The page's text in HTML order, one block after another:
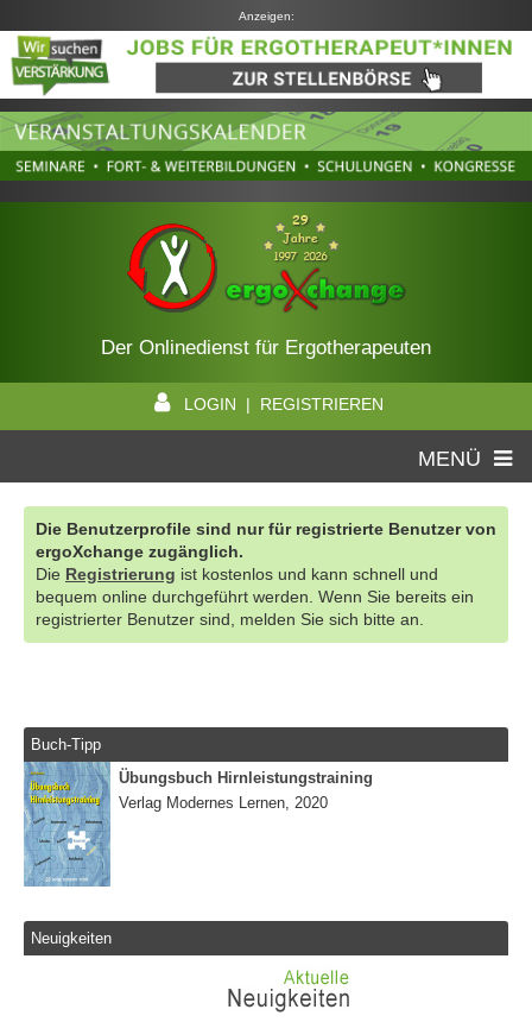
Anzeigen:
Der Onlinedienst für Ergotherapeuten
LOGIN | REGISTRIEREN
MENÜ
Die Benutzerprofile sind nur für registrierte Benutzer von
ergoXchange zugänglich.
Die Registrierung ist kostenlos und kann schnell und
bequem online durchgeführt werden. Wenn Sie bereits ein
registrierter Benutzer sind, melden Sie sich bitte an.
Buch-Tipp
Übungsbuch Hirnleistungstraining
Verlag Modernes Lernen, 2020
Neuigkeiten